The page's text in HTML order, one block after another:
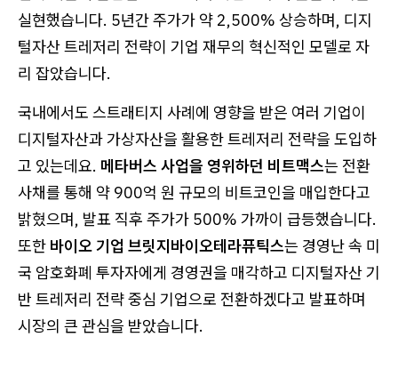
실현했습니다. 5년간 주가가 약 2,500% 상승하며, 디지
털자산 트레저리 전략이 기업 재무의 혁신적인 모델로 자
리 잡았습니다.
국내에서도 스트래티지 사례에 영향을 받은 여러 기업이
디지털자산과 가상자산을 활용한 트레저리 전략을 도입하
고 있는데요. 메타버스 사업을 영위하던 비트맥스는 전환
사채를 통해 약 900억 원 규모의 비트코인을 매입한다고
밝혔으며, 발표 직후 주가가 500% 가까이 급등했습니다.
또한 바이오 기업 브릿지바이오테라퓨틱스는 경영난 속 미
국 암호화폐 투자자에게 경영권을 매각하고 디지털자산 기
반 트레저리 전략 중심 기업으로 전환하겠다고 발표하며
시장의 큰 관심을 받았습니다.